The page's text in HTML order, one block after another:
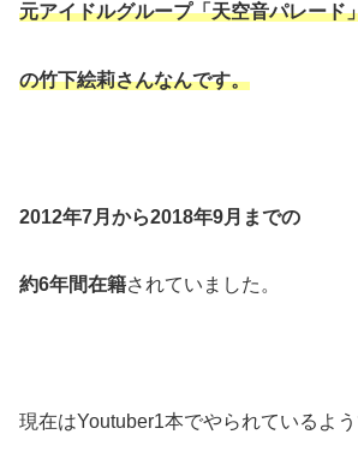
元アイドルグループ「天空音パレード
の竹下絵莉さんなんです。
2012年7月から2018年9月までの
約6年間在籍されていました。
現在はYoutuber1本でやられているよう